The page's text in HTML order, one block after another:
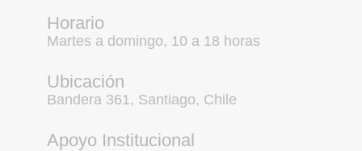
Horario
Martes a domingo, 10 a 18 horas
Ubicación
Bandera 361, Santiago, Chile
Apoyo Institucional